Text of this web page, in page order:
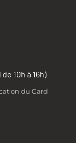
10h à 16h)
du Gard